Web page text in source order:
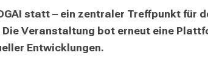
statt – ein zentraler Treffpunkt für
Veranstaltung bot erneut eine
Entwicklungen.